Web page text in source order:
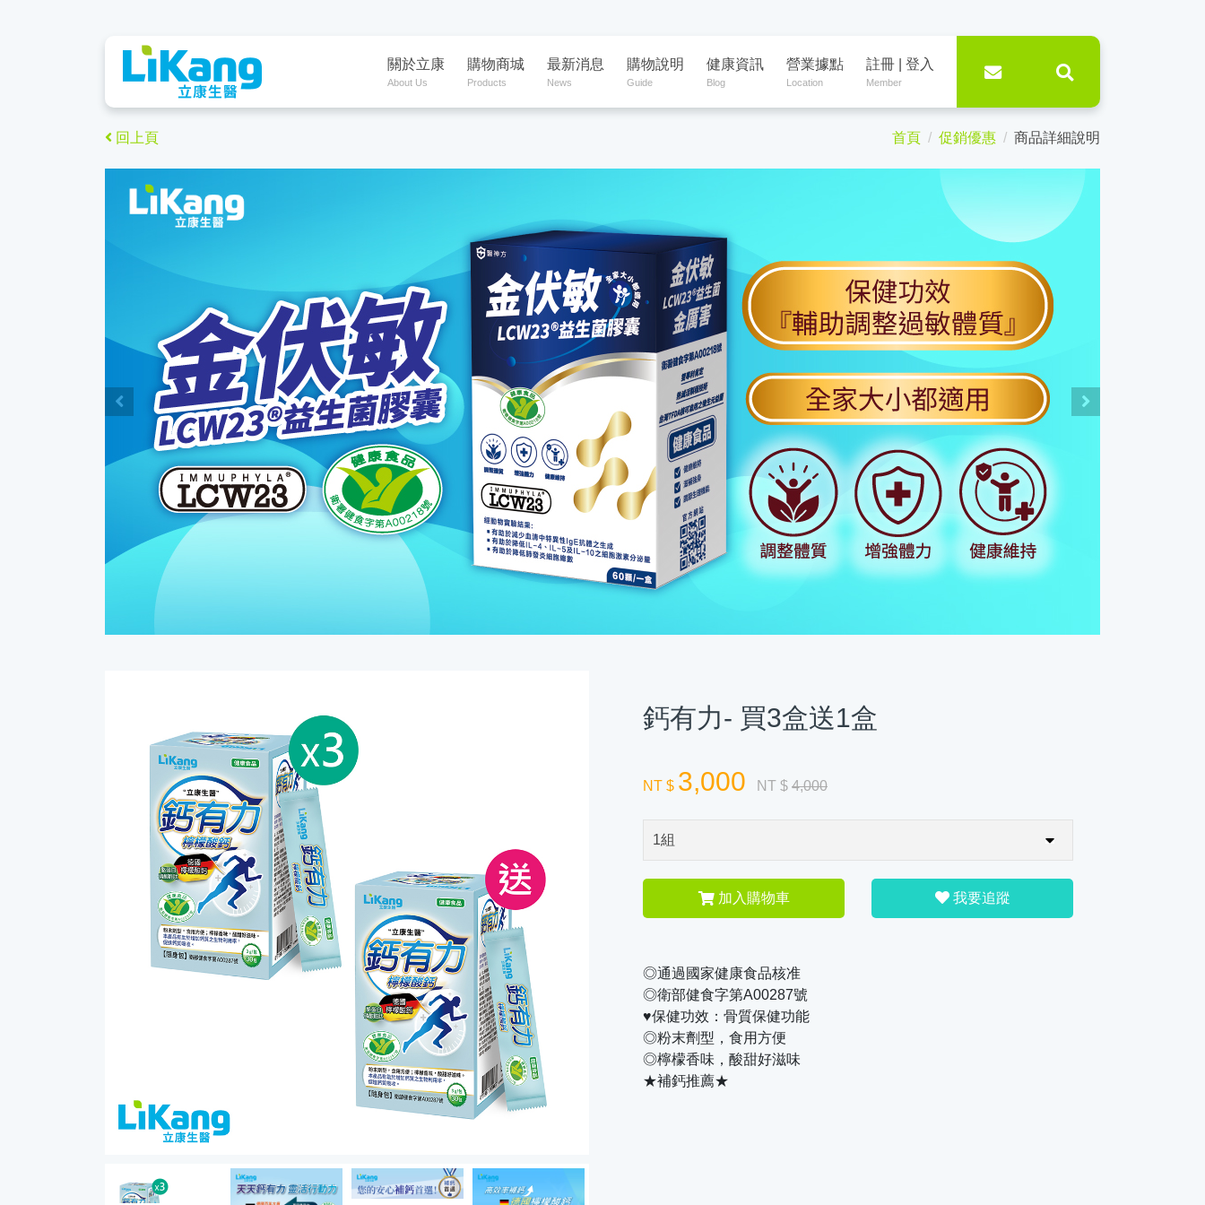
回上頁 首頁 促銷優惠 商品詳細說明
鈣有力- 買3盒送1盒
NT $ 3,000 NT $ 4,000
我要追蹤
加入購物車
◎通過國家健康食品核准
◎衛部健食字第A00287號
♥保健功效：骨質保健功能
◎粉末劑型，食用方便
◎檸檬香味，酸甜好滋味
★補鈣推薦★
關於立康
About Us
購物商城
Products
最新消息
News
購物說明
Guide
健康資訊
Blog
營業據點
Location
註冊 | 登入
Member